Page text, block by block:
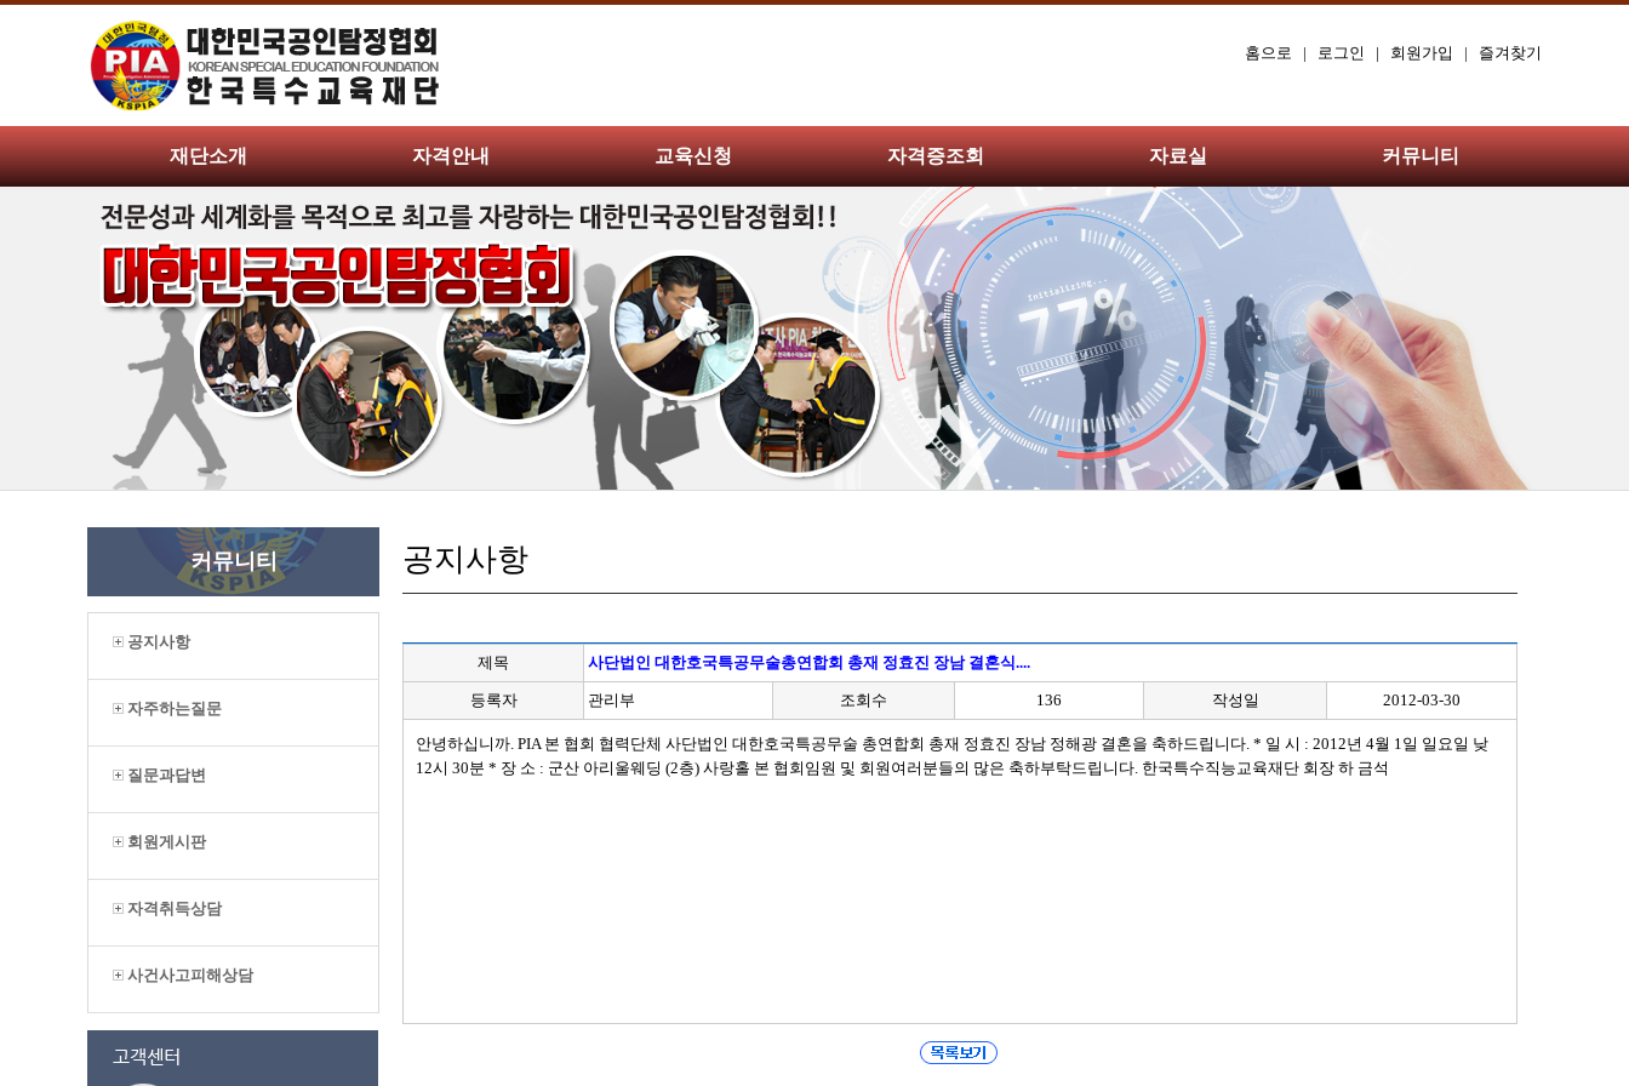
홈으로 | 로그인 | 회원가입 | 즐겨찾기
재단소개 자격안내 교육신청 자격증조회 자료실 커뮤니티
커뮤니티
공지사항
자주하는질문
질문과답변
회원게시판
자격취득상담
사건사고피해상담
공지사항
제목 사단법인 대한호국특공무술총연합회 총재 정효진 장남 결혼식....
등록자 관리부 조회수 136 작성일 2012-03-30
안녕하십니까. PIA 본 협회 협력단체 사단법인 대한호국특공무술 총연합회 총재 정효진 장남 정해광 결혼을 축하드립니다. * 일 시 : 2012년 4월 1일 일요일 낮
12시 30분 * 장 소 : 군산 아리울웨딩 (2층) 사랑홀 본 협회임원 및 회원여러분들의 많은 축하부탁드립니다. 한국특수직능교육재단 회장 하 금석